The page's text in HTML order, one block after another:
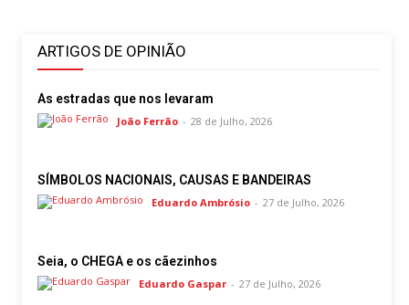
ARTIGOS DE OPINIÃO
As estradas que nos levaram
João Ferrão - 28 de Julho, 2026
SÍMBOLOS NACIONAIS, CAUSAS E BANDEIRAS
Eduardo Ambrósio - 27 de Julho, 2026
Seia, o CHEGA e os cãezinhos
Eduardo Gaspar - 27 de Julho, 2026